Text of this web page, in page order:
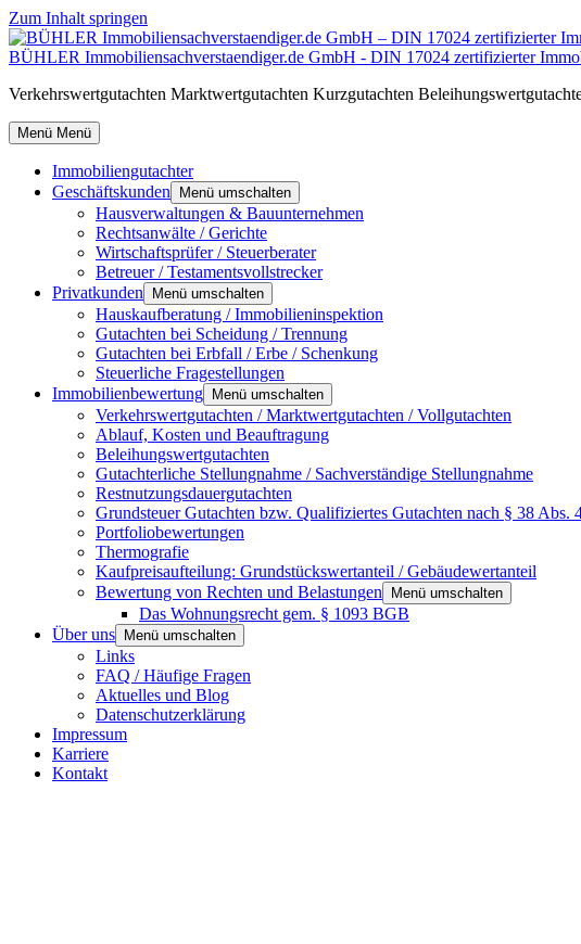
Zum Inhalt springen
BÜHLER Immobiliensachverstaendiger.de GmbH - DIN 17024 zertifizierter
Verkehrswertgutachten Marktwertgutachten Kurzgutachten
Menü Menü
Immobiliengutachter
Geschäftskunden
Menü umschalten
Hausverwaltungen & Bauunternehmen
Rechtsanwälte / Gerichte
Wirtschaftsprüfer / Steuerberater
Betreuer / Testamentsvollstrecker
Privatkunden
Menü umschalten
Hauskaufberatung / Immobilieninspektion
Gutachten bei Scheidung / Trennung
Gutachten bei Erbfall / Erbe / Schenkung
Steuerliche Fragestellungen
Immobilienbewertung
Menü umschalten
Verkehrswertgutachten / Marktwertgutachten / Vollgutachten
Ablauf, Kosten und Beauftragung
Beleihungswertgutachten
Gutachterliche Stellungnahme / Sachverständige Stellungnahme
Restnutzungsdauergutachten
Grundsteuer Gutachten bzw. Qualifiziertes Gutachten nach § 38 Abs.
Portfoliobewertungen
Thermografie
Kaufpreisaufteilung: Grundstückswertanteil / Gebäudewertanteil
Bewertung von Rechten und Belastungen
Menü umschalten
Das Wohnungsrecht gem. § 1093 BGB
Über uns
Menü umschalten
Links
FAQ / Häufige Fragen
Aktuelles und Blog
Datenschutzerklärung
Impressum
Karriere
Kontakt